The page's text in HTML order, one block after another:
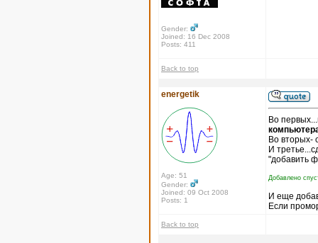
Gender:
Joined: 16 Dec 2008
Posts: 411
Back to top
energetik
Age: 51
Gender:
Joined: 09 Oct 2008
Posts: 1
Во
Во вторых-
И
"добавить
Добавлено
И еще
Если
Back to top